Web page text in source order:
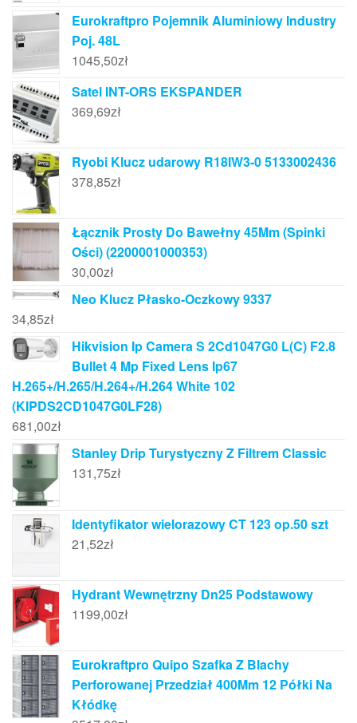
Eurokraftpro Pojemnik Aluminiowy Industry
Poj. 48L
1045,50zł
Satel INT-ORS EKSPANDER
369,69zł
Ryobi Klucz udarowy R18IW3-0 5133002436
378,85zł
Łącznik Prosty Do Bawełny 45Mm (Spinki
Ości) (2200001000353)
30,00zł
Neo Klucz Płasko-Oczkowy 9337
34,85zł
Hikvision Ip Camera S 2Cd1047G0 L(C) F2.8
Bullet 4 Mp Fixed Lens Ip67
H.265+/H.265/H.264+/H.264 White 102
(KIPDS2CD1047G0LF28)
681,00zł
Stanley Drip Turystyczny Z Filtrem Classic
131,75zł
Identyfikator wielorazowy CT 123 op.50 szt
21,52zł
Hydrant Wewnętrzny Dn25 Podstawowy
1199,00zł
Eurokraftpro Quipo Szafka Z Blachy
Perforowanej Przedział 400Mm 12 Półki Na
Kłódkę